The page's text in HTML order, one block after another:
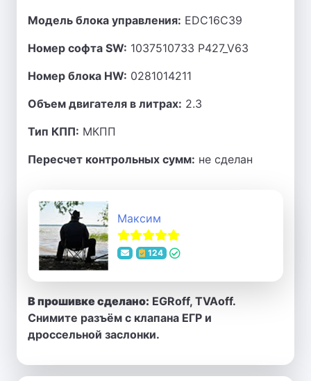
Модель блока управления: EDC16C39
Номер софта SW: 1037510733 P427_V63
Номер блока HW: 0281014211
Объем двигателя в литрах: 2.3
Тип КПП: МКПП
Пересчет контрольных сумм: не сделан
Максим
124
В прошивке сделано: EGRoff, TVAoff.
Снимите разъём с клапана ЕГР и
дроссельной заслонки.